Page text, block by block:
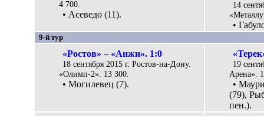
4 700.
• Асеведо (11).
14
•
9-й тур
«Ростов» – «Анжи». 1:0
18 сентября 2015 г. Ростов-на-Дону.
«Олимп-2». 13 300.
• Могилевец (7).
19
Арена».
•
(79),
пен.).